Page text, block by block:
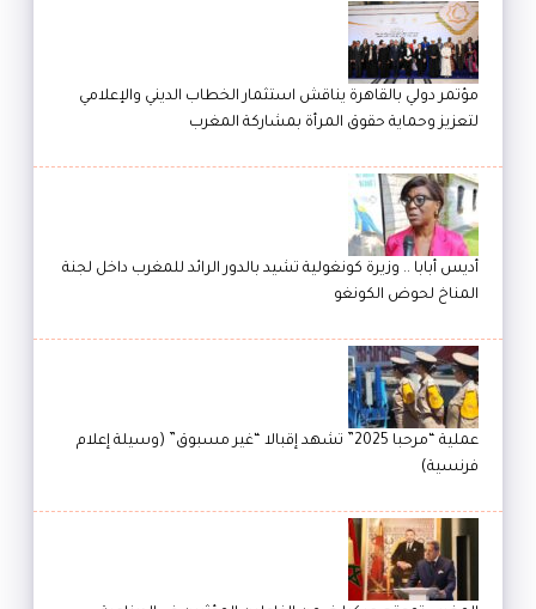
مؤتمر دولي بالقاهرة يناقش استثمار الخطاب الديني والإعلامي
لتعزيز وحماية حقوق المرأة بمشاركة المغرب
أديس أبابا .. وزيرة كونغولية تشيد بالدور الرائد للمغرب داخل لجنة
المناخ لحوض الكونغو
عملية “مرحبا 2025” تشهد إقبالا “غير مسبوق” (وسيلة إعلام
فرنسية)